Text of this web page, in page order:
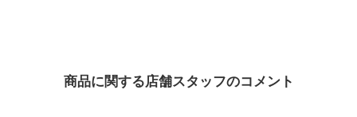
商品に関する店舗スタッフのコメント